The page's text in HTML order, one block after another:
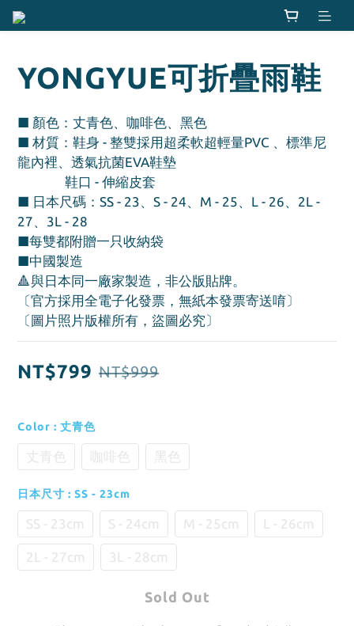
YONGYUE可折疊雨鞋
■ 顏色：丈青色、咖啡色、黑色
■ 材質：鞋身 - 整雙採用超柔軟超輕量PVC 、標準尼
龍內裡、透氣抗菌EVA鞋墊
               鞋口 - 伸縮皮套
■ 日本尺碼：SS - 23、S - 24、M - 25、L - 26、2L -
27、3L - 28
■每雙都附贈一只收納袋
■中國製造
🔺與日本同一廠家製造，非公版貼牌。
〔官方採用全電子化發票，無紙本發票寄送唷〕
〔圖片照片版權所有，盜圖必究〕
NT$799 NT$999
Color : 丈青色
丈青色 咖啡色 黑色
日本尺寸 : SS - 23cm
SS - 23cm S - 24cm M - 25cm L - 26cm
2L - 27cm 3L - 28cm
Sold Out